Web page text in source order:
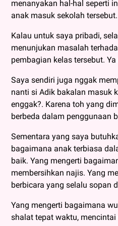
menanyakan hal-hal seperti
anak masuk sekolah tersebut.
Kalau untuk saya pribadi,
menunjukan masalah
pembagian kelas tersebut.
Saya sendiri juga nggak
nanti si Adik bakalan masuk
enggak?. Karena toh yang
berbeda dalam penggunaan
Sementara yang saya
bagaimana anak terbiasa
baik. Yang mengerti
membersihkan najis. Yang
berbicara yang selalu sopan
Yang mengerti bagaimana
shalat tepat waktu,